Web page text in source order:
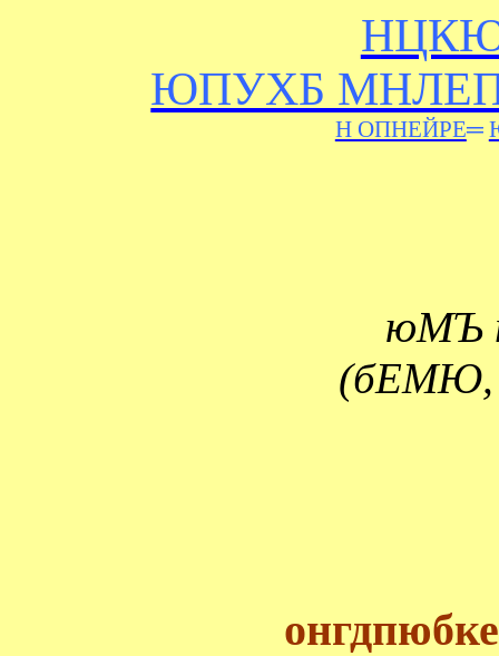
ЮПУХБ
Н ОПНЕЙРЕ═
юМЪ
(бЕМЮ,